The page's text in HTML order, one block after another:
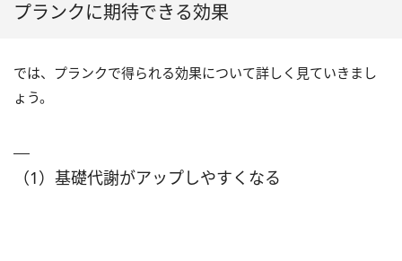
プランクに期待できる効果
では、プランクで得られる効果について詳しく見ていきまし
ょう。
（1）基礎代謝がアップしやすくなる